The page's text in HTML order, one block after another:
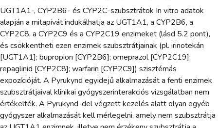
UGT1A1-, CYP2B6- és CYP2C-szubsztrátok In vitro adatok
alapján a mitapivát indukálhatja az UGT1A1, a CYP2B6, a
CYP2C8, a CYP2C9 és a CYP2C19 enzimeket (lásd 5.2 pont),
és csökkentheti ezen enzimek szubsztrátjainak (pl. irinotekán
[UGT1A1]; bupropion [CYP2B6]; omeprazol [CYP2C19];
repaglinid [CYP2C8]; warfarin [CYP2C9]) szisztémás
expozícióját. A Pyrukynd egyidejű alkalmazását a fenti enzimek
szubsztrátjaival klinikai gyógyszerinterakciós vizsgálatban nem
értékelték. A Pyrukynd-del végzett kezelés alatt olyan egyéb
gyógyszer alkalmazását kell mérlegelni, amely nem szubsztrátja